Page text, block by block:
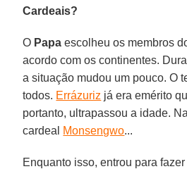
Cardeais?
O Papa escolheu os membros
acordo com os continentes.
a situação mudou um pouco. O
todos. Errázuriz já era emérito
portanto, ultrapassou a idade.
cardeal Monsengwo...
Enquanto isso, entrou para